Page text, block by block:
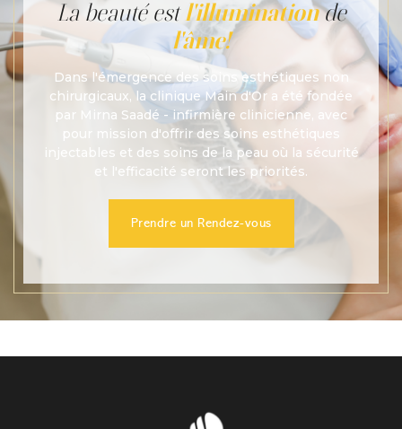
La beauté estl'illuminationde
l'âme!
Dans l'émergence des soins esthétiques non
chirurgicaux, la clinique Main d'Or a été fondée
par Mirna Saadé - infirmière clinicienne, avec
pour mission d'offrir des soins esthétiques
injectables et des soins de la peau où la sécurité
et l'efficacité seront les priorités.
Prendre un Rendez-vous